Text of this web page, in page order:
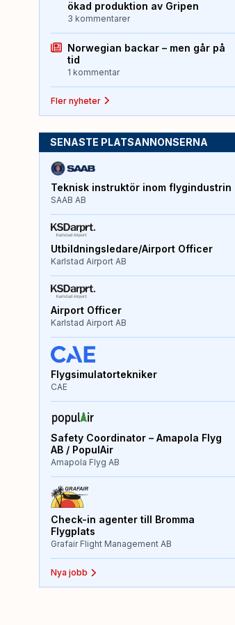
ökad produktion av Gripen
3 kommentarer
Norwegian backar – men går på
tid
1 kommentar
Fler nyheter
SENASTE PLATSANNONSERNA
Teknisk instruktör inom flygindustrin
SAAB AB
Utbildningsledare/Airport Officer
Karlstad Airport AB
Airport Officer
Karlstad Airport AB
Flygsimulatortekniker
CAE
Safety Coordinator – Amapola Flyg
AB / PopulAir
Amapola Flyg AB
Check-in agenter till Bromma
Flygplats
Grafair Flight Management AB
Nya jobb